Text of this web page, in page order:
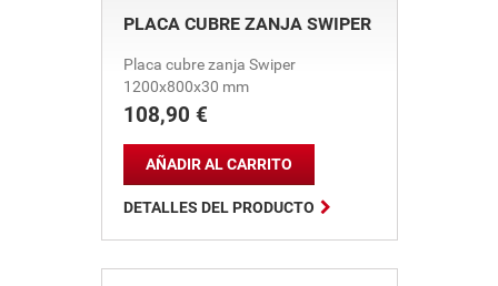
PLACA CUBRE ZANJA SWIPER
Placa cubre zanja Swiper
1200x800x30 mm
Precio
108,90 €

AÑADIR AL CARRITO
DETALLES DEL PRODUCTO